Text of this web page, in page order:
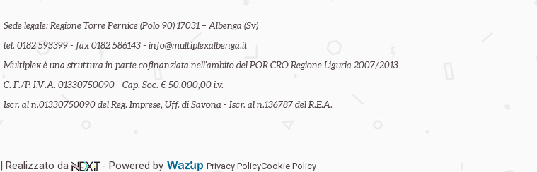
Sede legale: Regione Torre Pernice (Polo 90) 17031 – Albenga (Sv)
tel. 0182 593399 - fax 0182 586143 - info@multiplexalbenga.it
Multiplex è una struttura in parte cofinanziata nell'ambito del POR CRO Regione Liguria 2007/2013
C. F./P. I.V.A. 01330750090 - Cap. Soc. € 50.000,00 i.v.
Iscr. al n.01330750090 del Reg. Imprese, Uff. di Savona - Iscr. al n.136787 del R.E.A.
| Realizzato da - Powered by Privacy PolicyCookie Policy